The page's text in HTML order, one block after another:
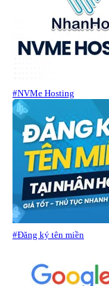
#NVMe Hosting
#Đăng ký tên miền